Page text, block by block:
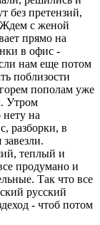
без претензий,
Ждем с женой
прямо на
в офис -
нам еще потом
поблизости
пополам уже
Утром
нету на
разборки, в
теплый и
продумано и
Так что все
русский
- чтоб потом